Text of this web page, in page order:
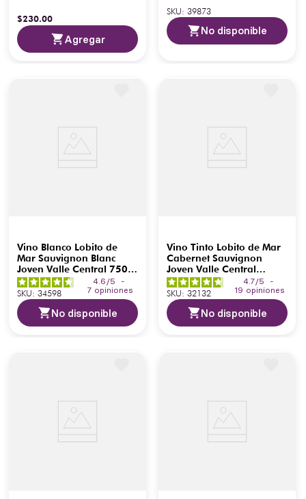
$230.00
Agregar
SKU: 39873
No disponible
Vino Blanco Lobito de
Mar Sauvignon Blanc
Joven Valle Central 750
ml
4.6/5
-
7 opiniones
SKU: 34598
No disponible
Vino Tinto Lobito de Mar
Cabernet Sauvignon
Joven Valle Central
750ml
4.7/5
-
19 opiniones
SKU: 32132
No disponible